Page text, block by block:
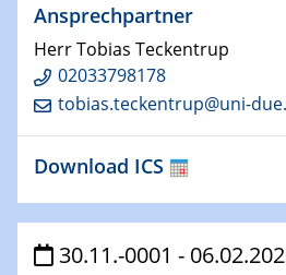
Physikalisches Kolloquium
Comets – Why Should We Study
15.01.2025
GDCh Kolloquium
22.01.2025
Physikalisches Kolloquium
Make it and break it: Contact
interfaces
Ansprechpartner
Herr Tobias Teckentrup
02033798178
tobias.teckentrup@uni-
Download ICS
30.11.-0001 -